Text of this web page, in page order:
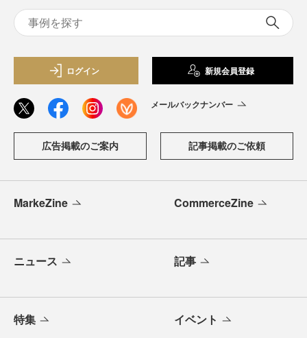
ログイン 新規会員登録
メールバックナンバー
広告掲載のご案内 記事掲載のご依頼
MarkeZine CommerceZine
ニュース 記事
特集 イベント